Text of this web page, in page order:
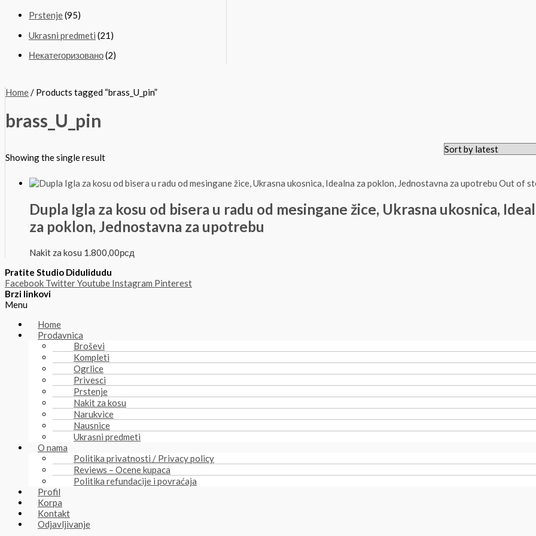
Prstenje(95)
Ukrasni predmeti (21)
Некатегоризовано(2)
Home/ Products tagged “brass_U_pin”
brass_U_pin
Showing the single result
Out of
Dupla Igla za kosu od bisera u radu od mesingane žice, Ukrasna ukosnica,
za poklon, Jednostavna za upotrebu
Nakit za kosu 1.800,00рсд
Pratite Studio Didulidudu
Facebook TwitterYoutube Instagram Pinterest
Brzi linkovi
Menu
Home
Prodavnica
Broševi
Kompleti
Ogrlice
Privesci
Prstenje
Nakit za kosu
Narukvice
Nausnice
Ukrasni predmeti
O nama
Politika privatnosti / Privacy policy
Reviews – Ocene kupaca
Politika refundacije i povraćaja
Profil
Korpa
Kontakt
Odjavljivanje